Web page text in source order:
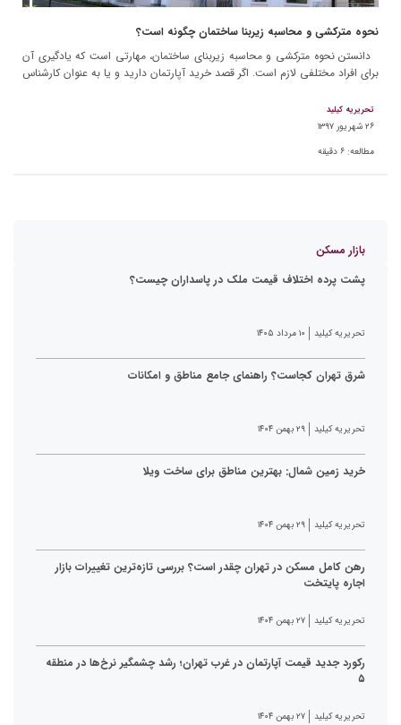
نحوه مترکشی و محاسبه زیربنا ساختمان چگونه است؟
دانستن نحوه مترکشی و محاسبه زیربنای ساختمان، مهارتی است که یادگیری آن
برای افراد مختلفی لازم است. اگر قصد خرید آپارتمان دارید و یا به عنوان کارشناس
تحریریه کیلید
۲۶ شهریور ۱۳۹۷
مطالعه: ۶ دقیقه
بازار مسکن
پشت پرده اختلاف قیمت ملک در پاسداران چیست؟
تحریریه کیلید ۱۰ مرداد ۱۴۰۵
شرق تهران کجاست؟ راهنمای جامع مناطق و امکانات
تحریریه کیلید ۲۹ بهمن ۱۴۰۴
خرید زمین شمال: بهترین مناطق برای ساخت ویلا
تحریریه کیلید ۲۹ بهمن ۱۴۰۴
رهن کامل مسکن در تهران چقدر است؟ بررسی تازه‌ترین تغییرات بازار
اجاره پایتخت
تحریریه کیلید ۲۷ بهمن ۱۴۰۴
رکورد جدید قیمت آپارتمان در غرب تهران؛ رشد چشمگیر نرخ‌ها در منطقه
۵
تحریریه کیلید ۲۷ بهمن ۱۴۰۴